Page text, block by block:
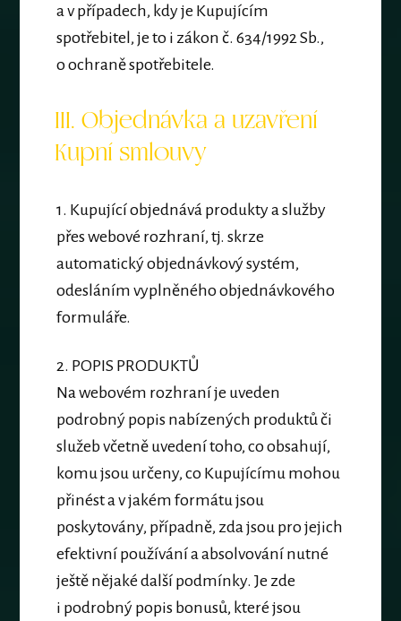
a v případech, kdy je Kupujícím
spotřebitel, je to i zákon č. 634/1992 Sb.,
o ochraně spotřebitele.
III. Objednávka a uzavření
Kupní smlouvy
1. Kupující objednává produkty a služby
přes webové rozhraní, tj. skrze
automatický objednávkový systém,
odesláním vyplněného objednávkového
formuláře.
2. POPIS PRODUKTŮ
Na webovém rozhraní je uveden
podrobný popis nabízených produktů či
služeb včetně uvedení toho, co obsahují,
komu jsou určeny, co Kupujícímu mohou
přinést a v jakém formátu jsou
poskytovány, případně, zda jsou pro jejich
efektivní používání a absolvování nutné
ještě nějaké další podmínky. Je zde
i podrobný popis bonusů, které jsou